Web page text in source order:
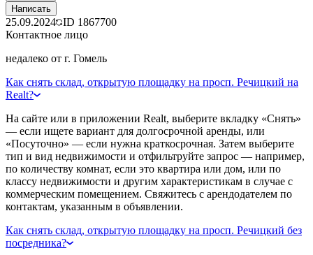
Написать
25.09.2024 ID 1867700
Контактное лицо
недалеко от г. Гомель
Как снять склад, открытую площадку на просп. Речицкий на
Realt?
На сайте или в приложении Realt, выберите вкладку «Снять»
— если ищете вариант для долгосрочной аренды, или
«Посуточно» — если нужна краткосрочная. Затем выберите
тип и вид недвижимости и отфильтруйте запрос — например,
по количеству комнат, если это квартира или дом, или по
классу недвижимости и другим характеристикам в случае с
коммерческим помещением. Свяжитесь с арендодателем по
контактам, указанным в объявлении.
Как снять склад, открытую площадку на просп. Речицкий без
посредника?